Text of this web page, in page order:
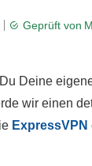
Geprüft von
Deine
wir einen
ExpressVPN